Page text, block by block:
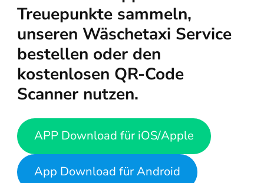
Treuepunkte sammeln,
unseren Wäschetaxi Service
bestellen oder den
kostenlosen QR-Code
Scanner nutzen.
APP Download für iOS/Apple
App Download für Android